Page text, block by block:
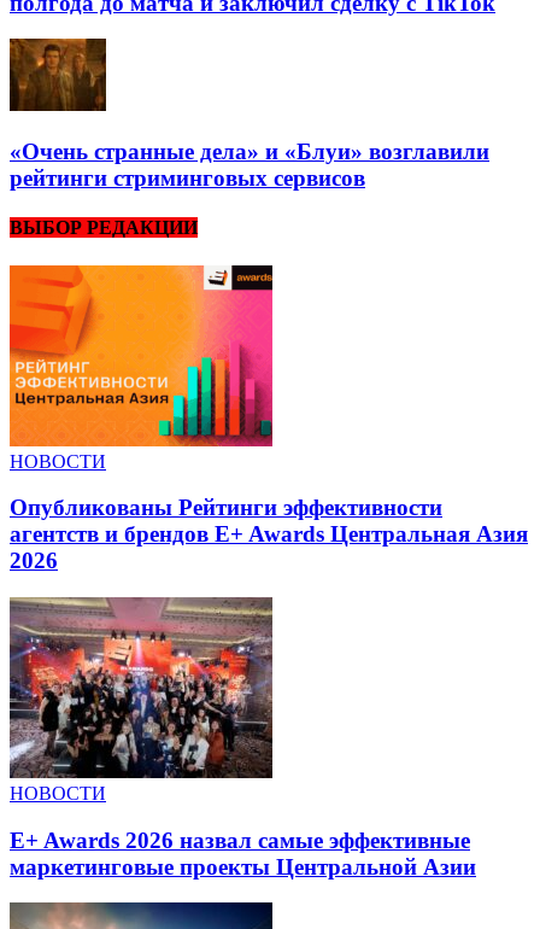
«Очень странные дела» и «Блуи» возглавили
рейтинги стриминговых сервисов
ВЫБОР РЕДАКЦИИ
НОВОСТИ
Опубликованы Рейтинги эффективности
агентств и брендов E+ Awards Центральная Азия
2026
НОВОСТИ
E+ Awards 2026 назвал самые эффективные
маркетинговые проекты Центральной Азии